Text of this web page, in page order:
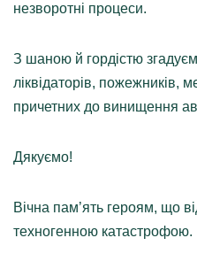
незворотні процеси.
З шаною й гордістю
ліквідаторів, пожежників,
причетних до винищення
Дякуємо!
Вічна пам’ять героям, що
техногенною катастрофою.